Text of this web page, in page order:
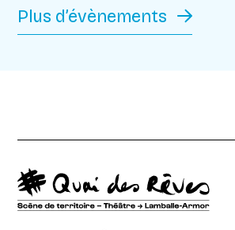
Plus d’évènements